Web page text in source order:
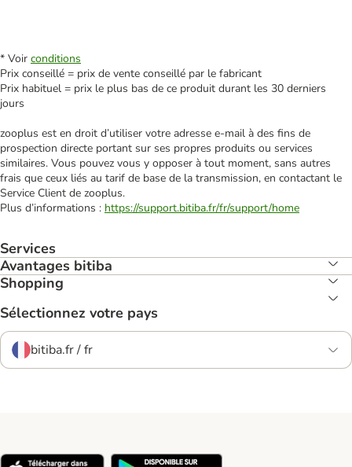
* Voir conditions
Prix conseillé = prix de vente conseillé par le fabricant
Prix habituel = prix le plus bas de ce produit durant les 30 derniers
jours
zooplus est en droit d’utiliser votre adresse e‑mail à des fins de
prospection directe portant sur ses propres produits ou services
similaires. Vous pouvez vous y opposer à tout moment, sans autres
frais que ceux liés au tarif de base de la transmission, en contactant le
Service Client de zooplus.
Plus d’informations : https://support.bitiba.fr/fr/support/home
Services
Avantages bitiba
Shopping
Sélectionnez votre pays
bitiba.fr / fr